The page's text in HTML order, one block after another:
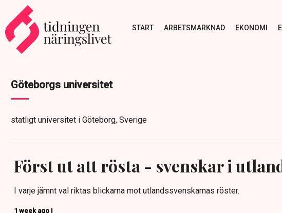
START ARBETSMARKNAD EKONOMI
Göteborgs universitet
statligt universitet i Göteborg, Sverige
Först ut att rösta - svenskar i
I varje jämnt val riktas blickarna mot utlandssvenskarnas röster.
1 week ago |